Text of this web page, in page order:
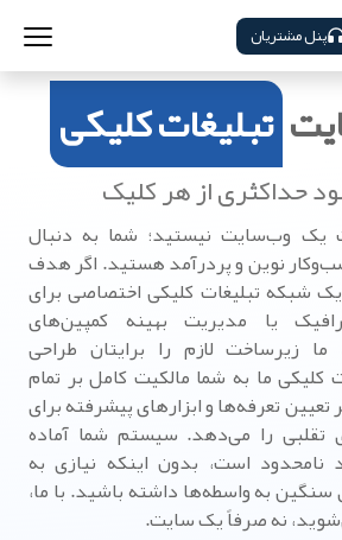
پنل مشتریان
تبلیغات کلیکی
حداکثری از هر کلیک
یک وب‌سایت نیستید؛ شما به دنبال
نوین و پردرآمد هستید. اگر هدف
شبکه تبلیغات کلیکی اختصاصی برای
یا مدیریت بهینه کمپین‌های
زیرساخت لازم را برایتان طراحی
ما به شما مالکیت کامل بر تمام
تعیین تعرفه‌ها و ابزارهای پیشرفته برای
تقلبی را می‌دهد. سیستم شما آماده
است، بدون اینکه نیازی به
به واسطه‌ها داشته باشید. با ما،
نه صرفاً یک سایت.